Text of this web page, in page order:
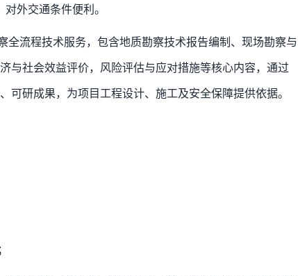
外交通条件便利。
全流程技术服务，包含地质勘察技术报告编制、现场勘察与
与社会效益评价，风险评估与应对措施等核心内容，通过
研成果，为项目工程设计、施工及安全保障提供依据。